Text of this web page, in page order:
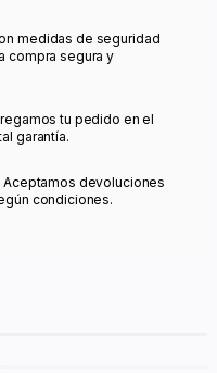
medidas de seguridad
compra segura y
tu pedido en el
garantía.
Aceptamos devoluciones
condiciones.